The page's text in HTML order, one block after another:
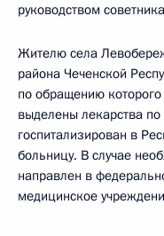
руководством
Жителю села
района Чеченской
по обращению
выделены лекарства
госпитализирован в
больницу. В случае
направлен в
медицинское